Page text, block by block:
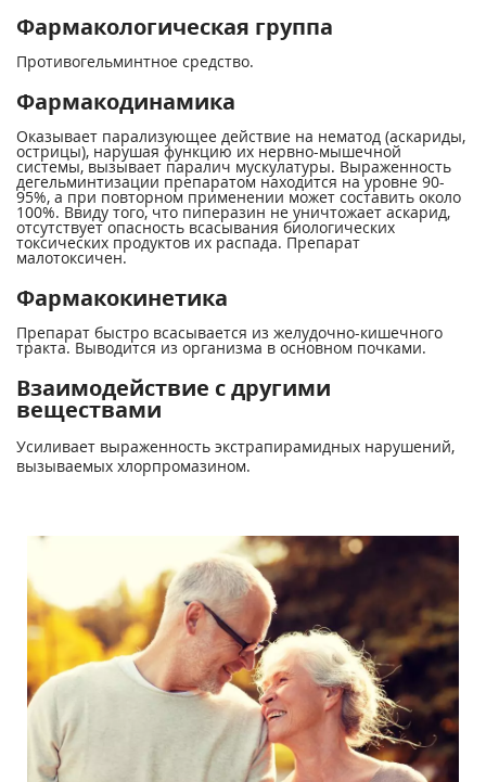
Фармакологическая группа
Противогельминтное средство.
Фармакодинамика
Оказывает парализующее действие на нематод (аскариды,
острицы), нарушая функцию их нервно-мышечной
системы, вызывает паралич мускулатуры. Выраженность
дегельминтизации препаратом находится на уровне 90-
95%, а при повторном применении может составить около
100%. Ввиду того, что пиперазин не уничтожает аскарид,
отсутствует опасность всасывания биологических
токсических продуктов их распада. Препарат
малотоксичен.
Фармакокинетика
Препарат быстро всасывается из желудочно-кишечного
тракта. Выводится из организма в основном почками.
Взаимодействие с другими
веществами
Усиливает выраженность экстрапирамидных нарушений,
вызываемых хлорпромазином.